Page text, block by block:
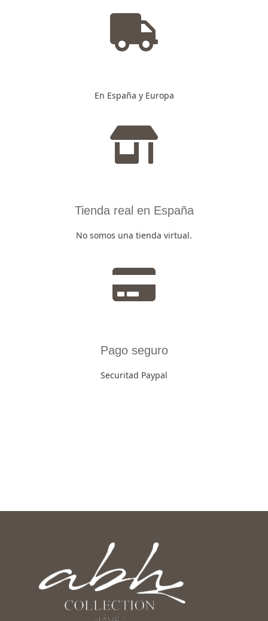
En España y Europa
Tienda real en España
No somos una tienda virtual.
Pago seguro
Securitad Paypal